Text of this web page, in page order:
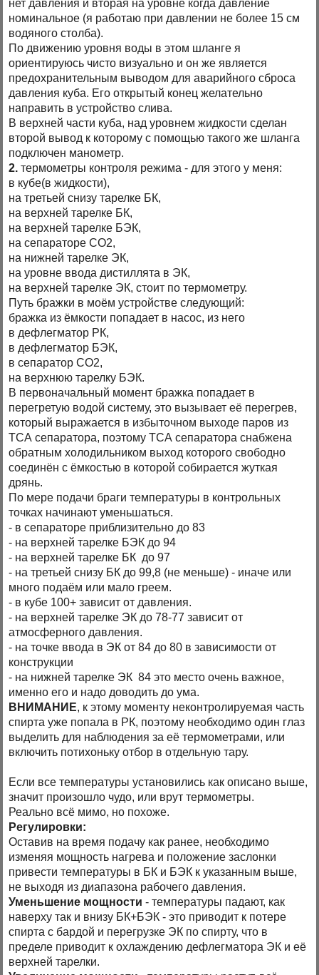
нет давления и вторая на уровне когда давление
номинальное (я работаю при давлении не более 15 см
водяного столба).
По движению уровня воды в этом шланге я
ориентируюсь чисто визуально и он же является
предохранительным выводом для аварийного сброса
давления куба. Его открытый конец желательно
направить в устройство слива.
В верхней части куба, над уровнем жидкости сделан
второй вывод к которому с помощью такого же шланга
подключен манометр.
2. термометры контроля режима - для этого у меня:
в кубе(в жидкости),
на третьей снизу тарелке БК,
на верхней тарелке БК,
на верхней тарелке БЭК,
на сепараторе СО2,
на нижней тарелке ЭК,
на уровне ввода дистиллята в ЭК,
на верхней тарелке ЭК, стоит по термометру.
Путь бражки в моём устройстве следующий:
бражка из ёмкости попадает в насос, из него
в дефлегматор РК,
в дефлегматор БЭК,
в сепаратор СО2,
на верхнюю тарелку БЭК.
В первоначальный момент бражка попадает в
перегретую водой систему, это вызывает её перегрев,
который выражается в избыточном выходе паров из
ТСА сепаратора, поэтому ТСА сепаратора снабжена
обратным холодильником выход которого свободно
соединён с ёмкостью в которой собирается жуткая
дрянь.
По мере подачи браги температуры в контрольных
точках начинают уменьшаться.
- в сепараторе приблизительно до 83
- на верхней тарелке БЭК до 94
- на верхней тарелке БК до 97
- на третьей снизу БК до 99,8 (не меньше) - иначе или
много подаём или мало греем.
- в кубе 100+ зависит от давления.
- на верхней тарелке ЭК до 78-77 зависит от
атмосферного давления.
- на точке ввода в ЭК от 84 до 80 в зависимости от
конструкции
- на нижней тарелке ЭК 84 это место очень важное,
именно его и надо доводить до ума.
ВНИМАНИЕ, к этому моменту неконтролируемая часть
спирта уже попала в РК, поэтому необходимо один глаз
выделить для наблюдения за её термометрами, или
включить потихоньку отбор в отдельную тару.
Если все температуры установились как описано выше,
значит произошло чудо, или врут термометры.
Реально всё мимо, но похоже.
Регулировки:
Оставив на время подачу как ранее, необходимо
изменяя мощность нагрева и положение заслонки
привести температуры в БК и БЭК к указанным выше,
не выходя из диапазона рабочего давления.
Уменьшение мощности - температуры падают, как
наверху так и внизу БК+БЭК - это приводит к потере
спирта с бардой и перегрузке ЭК по спирту, что в
пределе приводит к охлаждению дефлегматора ЭК и её
верхней тарелки.